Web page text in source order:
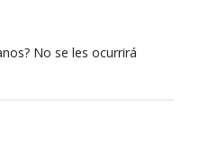
No se les ocurrirá